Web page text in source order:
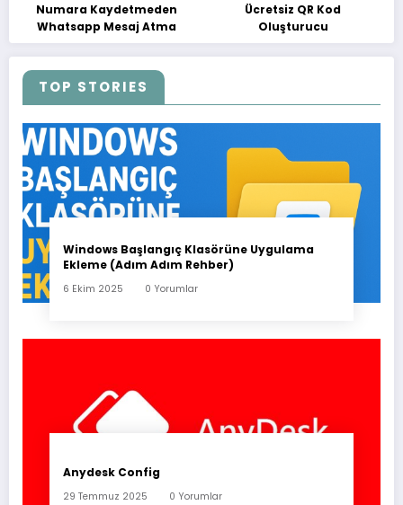
Numara Kaydetmeden
Whatsapp Mesaj Atma
Ücretsiz QR Kod
Oluşturucu
TOP STORIES
Windows Başlangıç Klasörüne Uygulama
Ekleme (Adım Adım Rehber)
6 Ekim 2025 0 Yorumlar
Anydesk Config
29 Temmuz 2025 0 Yorumlar